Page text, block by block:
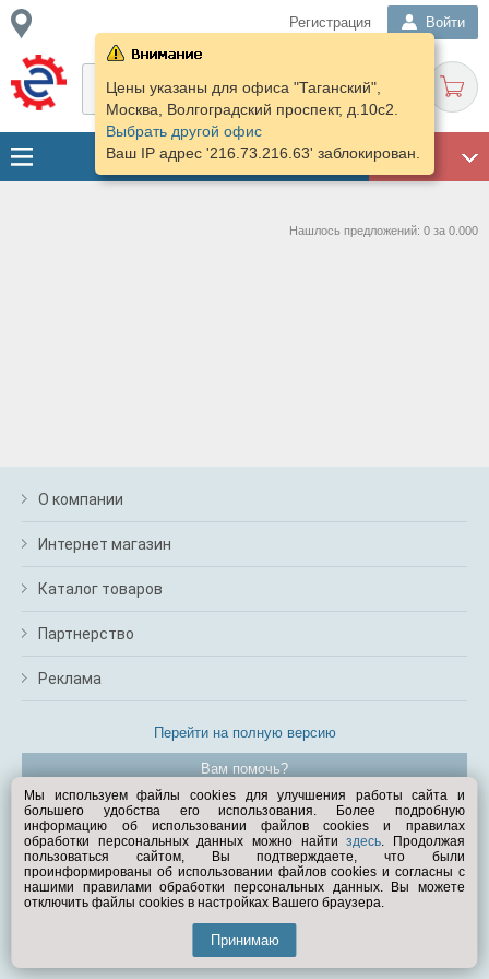
Регистрация Войти
ГАРАЖ
Цены указаны для офиса "Таганский",
Москва, Волгоградский проспект, д.10с2.
Выбрать другой офис
Ваш IP адрес '216.73.216.63' заблокирован.
Нашлось предложений: 0 за 0.000
О компании
Интернет магазин
Каталог товаров
Партнерство
Реклама
Перейти на полную версию
Вам помочь?
© Exist.ru 1998—2026
Мы используем файлы cookies для улучшения работы сайта и
большего удобства его использования. Более подробную
информацию об использовании файлов cookies и правилах
обработки персональных данных можно найтиздесь. Продолжая
пользоваться сайтом, Вы подтверждаете, что были
проинформированы об использовании файлов cookies и согласны с
нашими правилами обработки персональных данных. Вы можете
отключить файлы cookies в настройках Вашего браузера.
Принимаю